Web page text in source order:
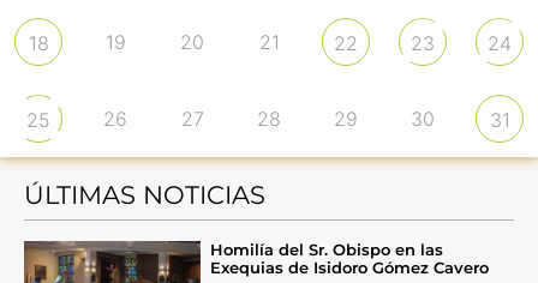
18 19 20 21 22 23 24
25 26 27 28 29 30 31
ÚLTIMAS NOTICIAS
Homilía del Sr. Obispo en las
Exequias de Isidoro Gómez Cavero